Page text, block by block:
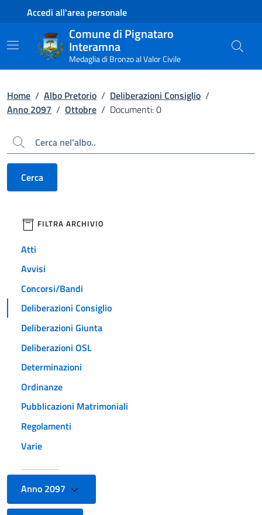
Contenuto principale
Piede di paginaAccedi all'area personale
Comune di Pignataro
Interamna
Medaglia di Bronzo al Valor Civile
Home / Albo Pretorio / Deliberazioni Consiglio /
Anno 2097 / Ottobre / Documenti: 0
Cerca
Cerca
filtri da applicare
FILTRA ARCHIVIO
Atti
Avvisi
Concorsi/Bandi
Deliberazioni Consiglio
Deliberazioni Giunta
Deliberazioni OSL
Determinazioni
Ordinanze
Pubblicazioni Matrimoniali
Regolamenti
Varie
Anno 2097